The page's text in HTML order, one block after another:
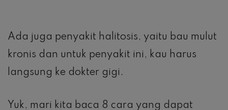
Ada juga penyakit halitosis, yaitu bau mulut
kronis dan untuk penyakit ini, kau harus
langsung ke dokter gigi.
Yuk, mari kita baca 8 cara yang dapat